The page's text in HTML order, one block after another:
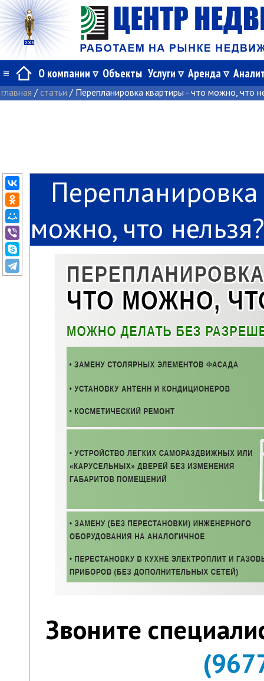
≡ О компании Объекты Услуги Аренда
главная / статьи / Перепланировка квартиры - что можно, что
можно, что нельзя?
Звоните